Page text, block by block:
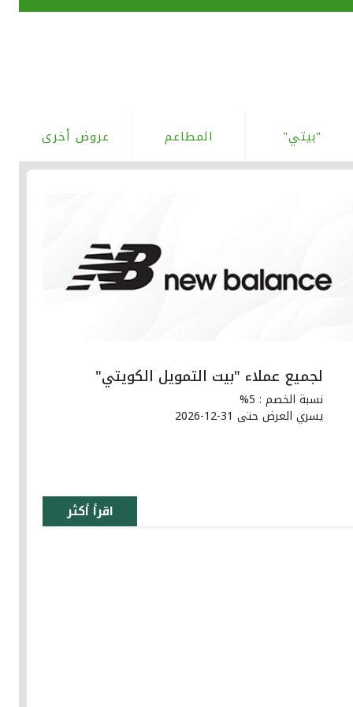
"بيتي" المطاعم عروض أخرى
لجميع عملاء "بيت التمويل الكويتي"
نسبة الخصم : 5%
يسري العرض حتى 31-12-2026
اقرأ أكثر